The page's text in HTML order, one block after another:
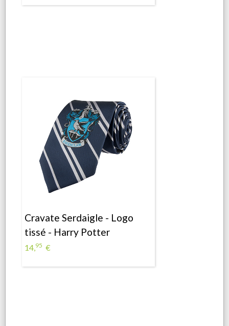
Cravate Serdaigle - Logo
tissé - Harry Potter
14, 95 €